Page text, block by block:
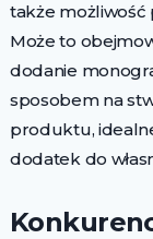
także możliwość
Może to
dodanie
sposobem na
produktu,
dodatek do